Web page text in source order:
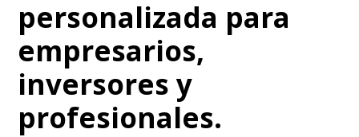
personalizada para
empresarios,
inversores y
profesionales.